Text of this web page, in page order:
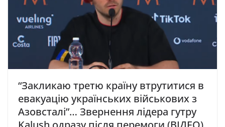
“Закликаю третю країну втрутитися в
евакуацію українських військових з
Азовсталі”… Звернення лідера гутру